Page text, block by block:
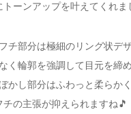
トーンアップを叶えてくれま
チ部分は極細のリング状デ
く輪郭を強調して目元を締
かし部分はふわっと柔らか
チの主張が抑えられますね🎵